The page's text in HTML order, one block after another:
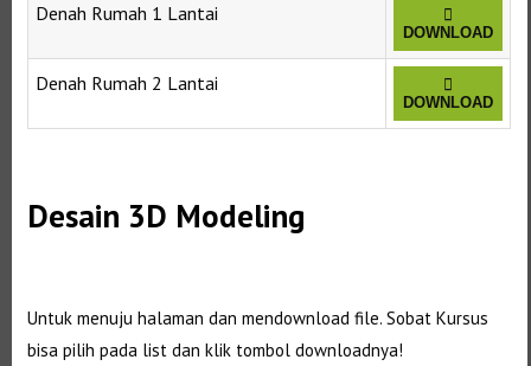
Denah Rumah 1 Lantai
DOWNLOAD
Denah Rumah 2 Lantai
DOWNLOAD
Desain 3D Modeling
Untuk menuju halaman dan mendownload file. Sobat Kursus
bisa pilih pada list dan klik tombol downloadnya!